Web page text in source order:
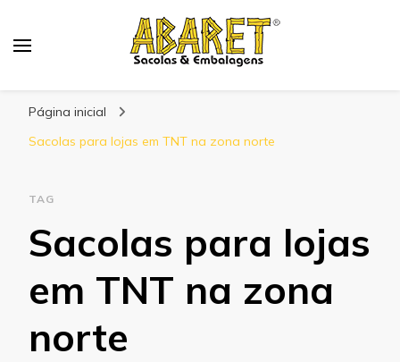
Página inicial
Sacolas para lojas em TNT na zona norte
TAG
Sacolas para lojas
em TNT na zona
norte